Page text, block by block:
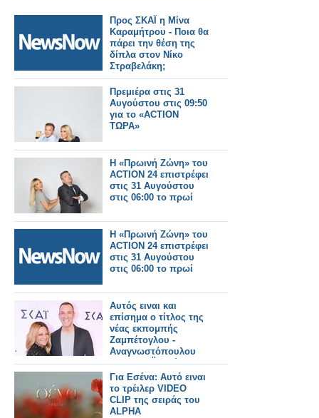
Προς ΣΚΑΪ η Μίνα
Καραμήτρου - Ποια θα
πάρει την θέση της
δίπλα στον Νίκο
Στραβελάκη;
Πρεμιέρα στις 31
Αυγούστου στις 09:50
για το «ACTION
ΤΩΡΑ»
Η «Πρωινή Ζώνη» του
ACTION 24 επιστρέφει
στις 31 Αυγούστου
στις 06:00 το πρωί
Η «Πρωινή Ζώνη» του
ACTION 24 επιστρέφει
στις 31 Αυγούστου
στις 06:00 το πρωί
Αυτός ειναι και
επίσημα ο τίτλος της
νέας εκπομπής
Ζαμπέτογλου -
Αναγνωστόπουλου
στον ΣΚΑΪ - Δείτε το
τρειλερ
Για Εσένα: Αυτό ειναι
το τρέιλερ VIDEO
CLIP της σειράς του
ALPHA